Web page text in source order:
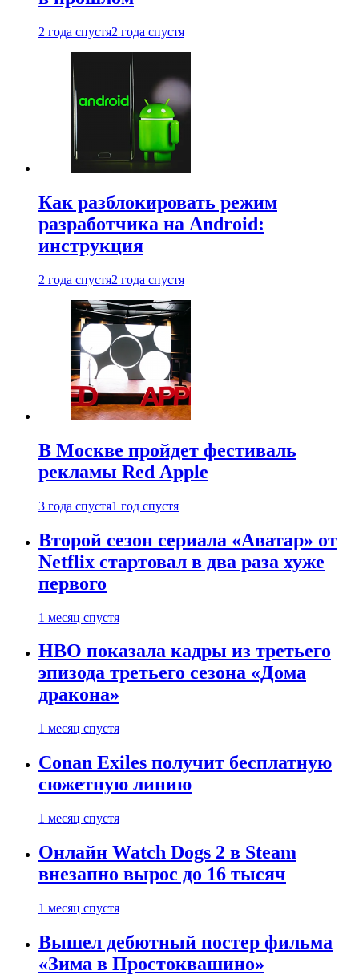
2 года спустя2 года спустя
Как разблокировать режим
разработчика на Android:
инструкция
2 года спустя2 года спустя
В Москве пройдет фестиваль
рекламы Red Apple
3 года спустя1 год спустя
Второй сезон сериала «Аватар» от
Netflix стартовал в два раза хуже
первого
1 месяц спустя
HBO показала кадры из третьего
эпизода третьего сезона «Дома
дракона»
1 месяц спустя
Conan Exiles получит бесплатную
сюжетную линию
1 месяц спустя
Онлайн Watch Dogs 2 в Steam
внезапно вырос до 16 тысяч
1 месяц спустя
Вышел дебютный постер фильма
«Зима в Простоквашино»